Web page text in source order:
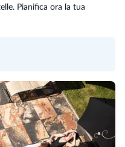
Pianifica ora la tua